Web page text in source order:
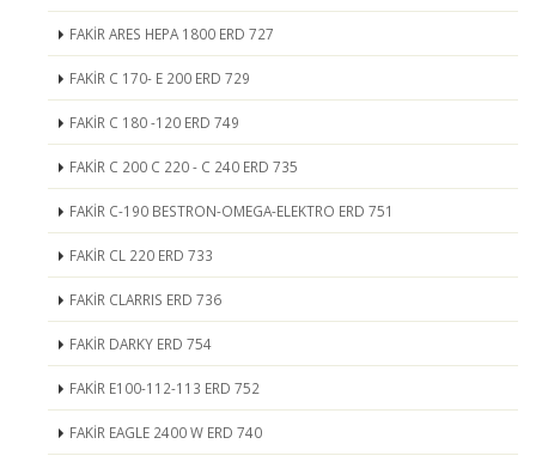
FAKİR ARES HEPA 1800 ERD 727
FAKİR C 170- E 200 ERD 729
FAKİR C 180 -120 ERD 749
FAKİR C 200 C 220 - C 240 ERD 735
FAKİR C-190 BESTRON-OMEGA-ELEKTRO ERD 751
FAKİR CL 220 ERD 733
FAKİR CLARRIS ERD 736
FAKİR DARKY ERD 754
FAKİR E100-112-113 ERD 752
FAKİR EAGLE 2400 W ERD 740